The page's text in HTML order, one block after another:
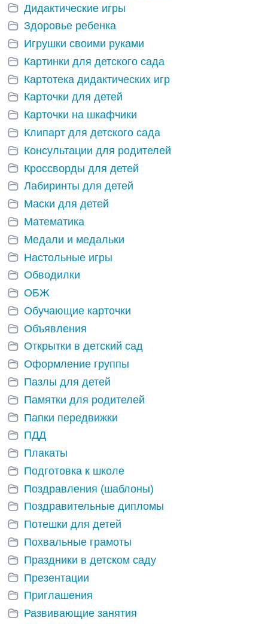
Дидактические игры
Здоровье ребенка
Игрушки своими руками
Картинки для детского сада
Картотека дидактических игр
Карточки для детей
Карточки на шкафчики
Клипарт для детского сада
Консультации для родителей
Кроссворды для детей
Лабиринты для детей
Маски для детей
Математика
Медали и медальки
Настольные игры
Обводилки
ОБЖ
Обучающие карточки
Объявления
Открытки в детский сад
Оформление группы
Пазлы для детей
Памятки для родителей
Папки передвижки
ПДД
Плакаты
Подготовка к школе
Поздравления (шаблоны)
Поздравительные дипломы
Потешки для детей
Похвальные грамоты
Праздники в детском саду
Презентации
Приглашения
Развивающие занятия